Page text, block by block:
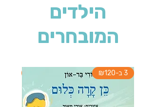
הילדים
המובחרים
3 ב-₪120